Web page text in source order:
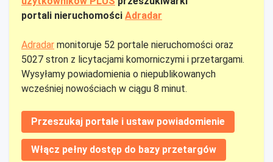
portali nieruchomości Adradar
Adradar monitoruje 52 portale nieruchomości oraz
5027 stron z licytacjami komorniczymi i przetargami.
Wysyłamy powiadomienia o niepublikowanych
wcześniej nowościach w ciągu 8 minut.
Przeszukaj portale i ustaw powiadomienie
Włącz pełny dostęp do bazy przetargów